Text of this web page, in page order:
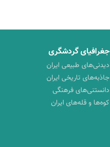
جغرافیای گردشگری
دیدنی‌های طبیعی ایران
جاذبه‌های تاریخی ایران
دانستنی‌های فرهنگی
کوه‌ها و قله‌های ایران